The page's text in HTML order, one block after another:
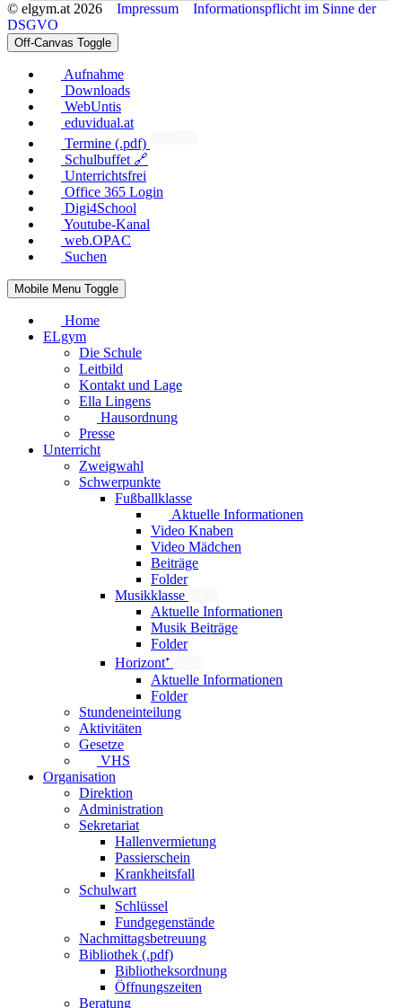
© elgym.at 2026 Impressum
Informationspflicht im Sinne der
DSGVO
Off-Canvas Toggle
Aufnahme
Downloads
WebUntis
eduvidual.at
Termine (.pdf)
Schulbuffet 🔗
Unterrichtsfrei
Office 365 Login
Digi4School
Youtube-Kanal
web.OPAC
Suchen
Mobile Menu Toggle
Home
ELgym
Die Schule
Leitbild
Kontakt und Lage
Ella Lingens
Hausordnung
Presse
Unterricht
Zweigwahl
Schwerpunkte
Fußballklasse
Aktuelle Informationen
Video Knaben
Video Mädchen
Beiträge
Folder
Musikklasse
Aktuelle Informationen
Musik Beiträge
Folder
Horizont⁺
Aktuelle Informationen
Folder
Stundeneinteilung
Aktivitäten
Gesetze
VHS
Organisation
Direktion
Administration
Sekretariat
Hallenvermietung
Passierschein
Krankheitsfall
Schulwart
Schlüssel
Fundgegenstände
Nachmittagsbetreuung
Bibliothek (.pdf)
Bibliotheksordnung
Öffnungszeiten
Beratung